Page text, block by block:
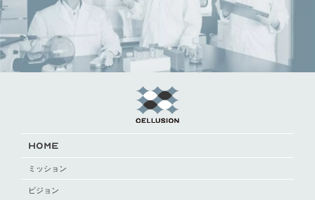
HOME
ミッション
ビジョン